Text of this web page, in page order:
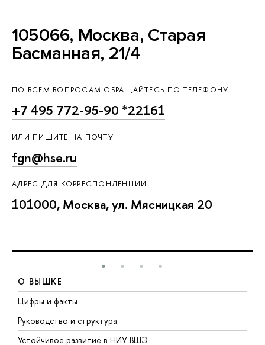
105066, Москва, Старая
Басманная, 21/4
ПО ВСЕМ ВОПРОСАМ ОБРАЩАЙТЕСЬ ПО ТЕЛЕФОНУ
+7 495 772-95-90 *22161
ИЛИ ПИШИТЕ НА ПОЧТУ
fgn@hse.ru
АДРЕС ДЛЯ КОРРЕСПОНДЕНЦИИ:
101000, Москва, ул. Мясницкая 20
О ВЫШКЕ
Цифры и факты
Руководство и структура
Устойчивое развитие в НИУ ВШЭ